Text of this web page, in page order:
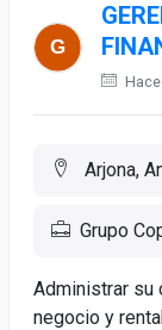
Arjona,
Grupo
Administrar su
negocio y